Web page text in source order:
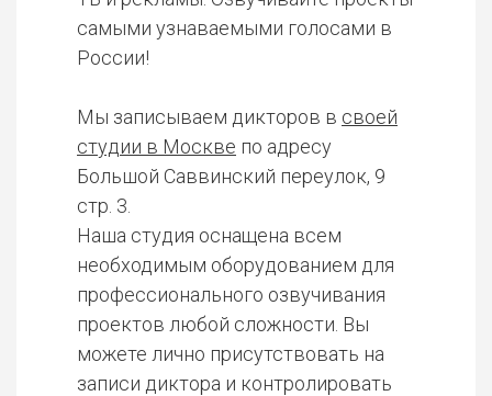
самыми узнаваемыми голосами в
России!
Мы записываем дикторов в своей
студии в Москве по адресу
Большой Саввинский переулок, 9
стр. 3.
Наша студия оснащена всем
необходимым оборудованием для
профессионального озвучивания
проектов любой сложности. Вы
можете лично присутствовать на
записи диктора и контролировать